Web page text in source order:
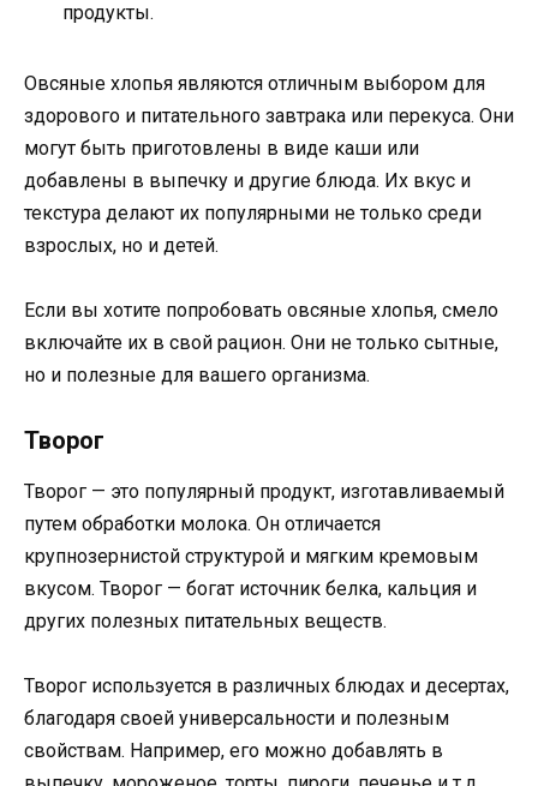
продукты.
Овсяные хлопья являются отличным выбором для
здорового и питательного завтрака или перекуса. Они
могут быть приготовлены в виде каши или
добавлены в выпечку и другие блюда. Их вкус и
текстура делают их популярными не только среди
взрослых, но и детей.
Если вы хотите попробовать овсяные хлопья, смело
включайте их в свой рацион. Они не только сытные,
но и полезные для вашего организма.
Творог
Творог — это популярный продукт, изготавливаемый
путем обработки молока. Он отличается
крупнозернистой структурой и мягким кремовым
вкусом. Творог — богат источник белка, кальция и
других полезных питательных веществ.
Творог используется в различных блюдах и десертах,
благодаря своей универсальности и полезным
свойствам. Например, его можно добавлять в